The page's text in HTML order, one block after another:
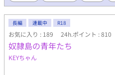
のシートからは、イケメン大学
メラを向け、さらには偶然乗り
もがその生々しい肉棒から目を離
周囲の熱い視線を全身に浴びる
露出癖を呼び覚まし、鍛え抜かれ
ながら鋼のように怒張していくの
長編 連載中 R18
お気に入り : 189 24h.ポイント : 810
奴隷島の青年たち
KEYちゃん